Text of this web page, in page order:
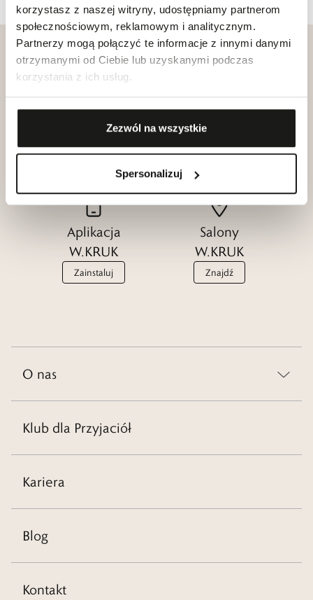
korzystasz z naszej witryny, udostępniamy partnerom
społecznościowym, reklamowym i analitycznym.
Partnerzy mogą połączyć te informacje z innymi danymi
otrzymanymi od Ciebie lub uzyskanymi podczas
korzystania z ich usług.
Zezwól na wszystkie
Spersonalizuj
Klub dla
Przyjaciół
Katalogi
W.KRUK
Zobacz
Aplikacja
W.KRUK
Zainstaluj
Salony
W.KRUK
Znajdź
O nas
Klub dla Przyjaciół
Kariera
Blog
Kontakt